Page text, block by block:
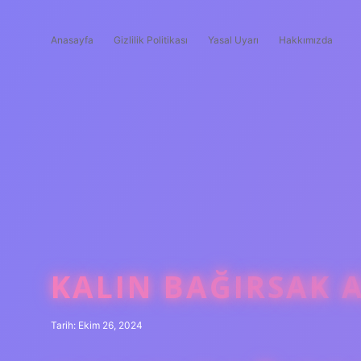
Anasayfa Gizlilik Politikası Yasal Uyarı Hakkımızda
KALIN BAĞIRSAK
Tarih: Ekim 26, 2024